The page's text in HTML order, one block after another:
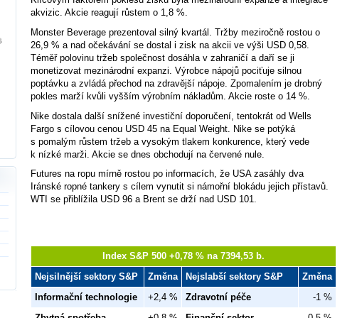
akvizic. Akcie reagují růstem o 1,8 %.
Monster Beverage prezentoval silný kvartál. Tržby meziročně rostou o
26,9 % a nad očekávání se dostal i zisk na akcii ve výši USD 0,58.
Téměř polovinu tržeb společnost dosáhla v zahraničí a daří se ji
monetizovat mezinárodní expanzi. Výrobce nápojů pociťuje silnou
poptávku a zvládá přechod na zdravější nápoje. Zpomalením je drobný
pokles marží kvůli vyšším výrobním nákladům. Akcie roste o 14 %.
Nike dostala další snížené investiční doporučení, tentokrát od Wells
Fargo s cílovou cenou USD 45 na Equal Weight. Nike se potýká
s pomalým růstem tržeb a vysokým tlakem konkurence, který vede
k nízké marži. Akcie se dnes obchodují na červené nule.
Futures na ropu mírně rostou po informacích, že USA zasáhly dva
Iránské ropné tankery s cílem vynutit si námořní blokádu jejich přístavů.
WTI se přiblížila USD 96 a Brent se drží nad USD 101.
Index S&P 500 +0,78 % na 7394,53 b.
Nejsilnější sektory S&P
Změna Nejslabší sektory S&P
Změna
Informační technologie
+2,4 % Zdravotní péče
-1 %